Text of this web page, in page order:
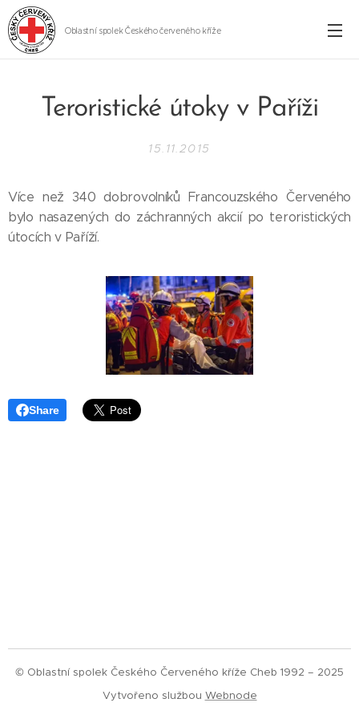
Oblastní spolek Českého červeného kříže
Teroristické útoky v Paříži
15.11.2015
Více než 340 dobrovolníků Francouzského Červeného
bylo nasazených do záchranných akcií po teroristických
útocích v Paříží.
Share
© Oblastní spolek Českého Červeného kříže Cheb 1992 – 2025
Vytvořeno službou Webnode